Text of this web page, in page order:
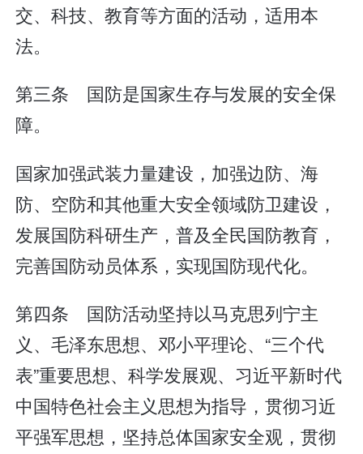
交、科技、教育等方面的活动，适用本
法。
第三条 国防是国家生存与发展的安全保
障。
国家加强武装力量建设，加强边防、海
防、空防和其他重大安全领域防卫建设，
发展国防科研生产，普及全民国防教育，
完善国防动员体系，实现国防现代化。
第四条 国防活动坚持以马克思列宁主
义、毛泽东思想、邓小平理论、“三个代
表”重要思想、科学发展观、习近平新时代
中国特色社会主义思想为指导，贯彻习近
平强军思想，坚持总体国家安全观，贯彻